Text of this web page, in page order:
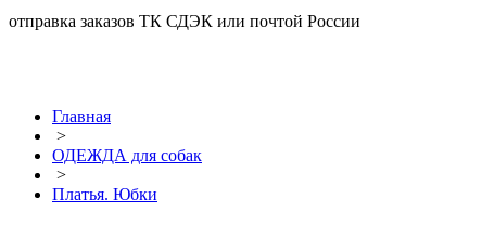
отправка заказов ТК СДЭК или почтой России
Главная
>
ОДЕЖДА для собак
>
Платья. Юбки